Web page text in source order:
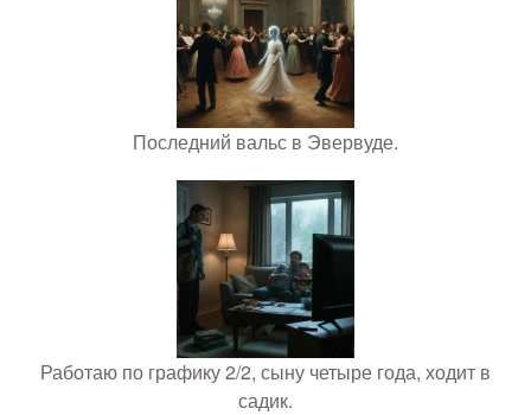
Последний вальс в Эвервуде.
Работаю по графику 2/2, сыну четыре года, ходит в
садик.